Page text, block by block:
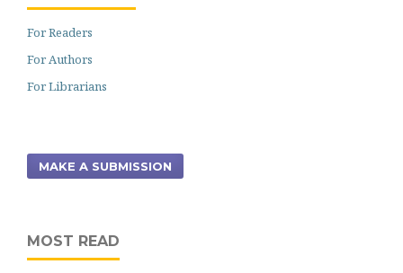
For Readers
For Authors
For Librarians
MAKE A SUBMISSION
MOST READ